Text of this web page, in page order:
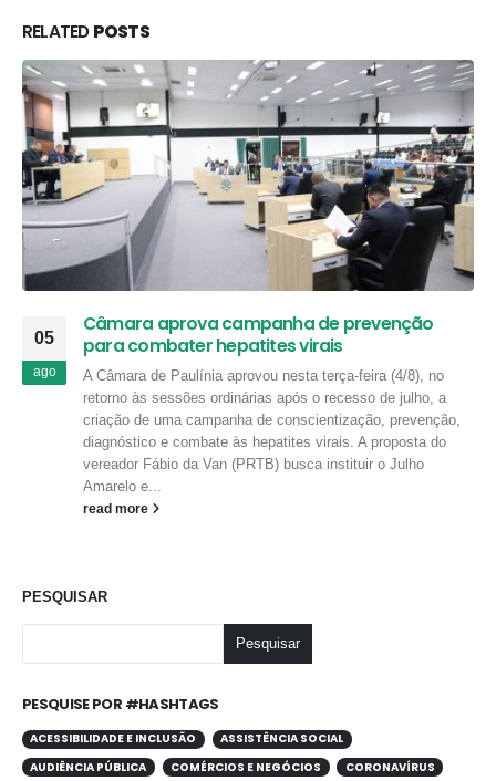
RELATEDPOSTS
05
ago
Câmara aprova campanha de prevenção
para combater hepatites virais
A Câmara de Paulínia aprovou nesta terça-feira (4/8), no
retorno às sessões ordinárias após o recesso de julho, a
criação de uma campanha de conscientização, prevenção,
diagnóstico e combate às hepatites virais. A proposta do
vereador Fábio da Van (PRTB) busca instituir o Julho
Amarelo e...
read more
PESQUISAR
Pesquisar
PESQUISE POR #HASHTAGS
ACESSIBILIDADE E INCLUSÃO
ASSISTÊNCIA SOCIAL
AUDIÊNCIA PÚBLICA
COMÉRCIOS E NEGÓCIOS
CORONAVÍRUS